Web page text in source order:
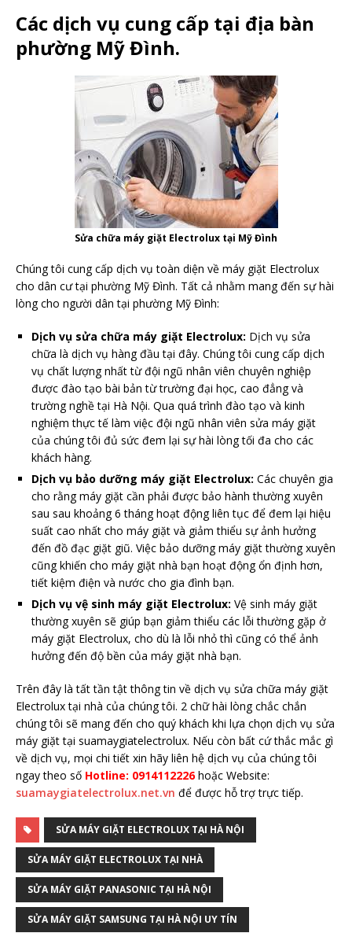
Các dịch vụ cung cấp tại địa bàn
phường Mỹ Đình.
Sửa chữa máy giặt Electrolux tại Mỹ Đình
Chúng tôi cung cấp dịch vụ toàn diện về máy giặt Electrolux
cho dân cư tại phường Mỹ Đình. Tất cả nhằm mang đến sự hài
lòng cho người dân tại phường Mỹ Đình:
Dịch vụ sửa chữa máy giặt Electrolux: Dịch vụ sửa
chữa là dịch vụ hàng đầu tại đây. Chúng tôi cung cấp dịch
vụ chất lượng nhất từ đội ngũ nhân viên chuyên nghiệp
được đào tạo bài bản từ trường đại học, cao đẳng và
trường nghề tại Hà Nội. Qua quá trình đào tạo và kinh
nghiệm thực tế làm việc đội ngũ nhân viên sửa máy giặt
của chúng tôi đủ sức đem lại sự hài lòng tối đa cho các
khách hàng.
Dịch vụ bảo dưỡng máy giặt Electrolux: Các chuyên gia
cho rằng máy giặt cần phải được bảo hành thường xuyên
sau sau khoảng 6 tháng hoạt động liên tục để đem lại hiệu
suất cao nhất cho máy giặt và giảm thiểu sự ảnh hưởng
đến đồ đạc giặt giũ. Việc bảo dưỡng máy giặt thường xuyên
cũng khiến cho máy giặt nhà bạn hoạt động ổn định hơn,
tiết kiệm điện và nước cho gia đình bạn.
Dịch vụ vệ sinh máy giặt Electrolux: Vệ sinh máy giặt
thường xuyên sẽ giúp bạn giảm thiểu các lỗi thường gặp ở
máy giặt Electrolux, cho dù là lỗi nhỏ thì cũng có thể ảnh
hưởng đến độ bền của máy giặt nhà bạn.
Trên đây là tất tần tật thông tin về dịch vụ sửa chữa máy giặt
Electrolux tại nhà của chúng tôi. 2 chữ hài lòng chắc chắn
chúng tôi sẽ mang đến cho quý khách khi lựa chọn dịch vụ sửa
máy giặt tại suamaygiatelectrolux. Nếu còn bất cứ thắc mắc gì
về dịch vụ, mọi chi tiết xin hãy liên hệ dịch vụ của chúng tôi
ngay theo số Hotline: 0914112226hoặc Website:
suamaygiatelectrolux.net.vn để được hỗ trợ trực tiếp.
SỬA MÁY GIẶT ELECTROLUX TẠI HÀ NỘI
SỬA MÁY GIẶT ELECTROLUX TẠI NHÀ
SỬA MÁY GIẶT PANASONIC TẠI HÀ NỘI
SỬA MÁY GIẶT SAMSUNG TẠI HÀ NỘI UY TÍN